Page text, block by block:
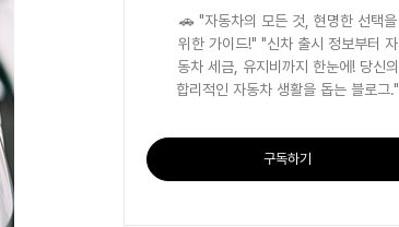
🚗 "자동차의 모든 것, 현명한 선택을
위한 가이드!" "신차 출시 정보부터 자
동차 세금, 유지비까지 한눈에! 당신의
합리적인 자동차 생활을 돕는 블로그."
구독하기